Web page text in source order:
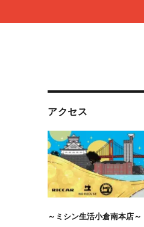
アクセス
～ミシン生活小倉南本店～